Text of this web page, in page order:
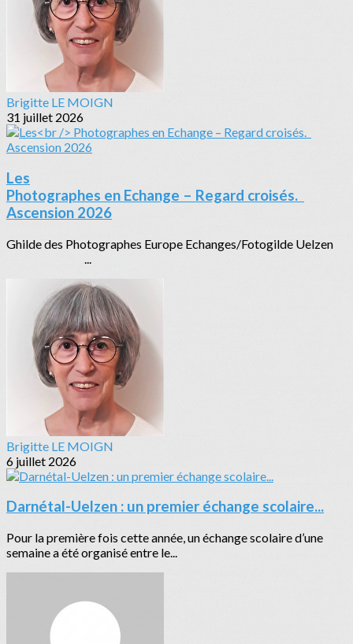
Brigitte LE MOIGN
31 juillet 2026
Les
Photographes en Echange – Regard croisés.
Ascension 2026
Ghilde des Photographes Europe Echanges/Fotogilde Uelzen
Brigitte LE MOIGN
6 juillet 2026
Darnétal-Uelzen : un premier échange scolaire...
Pour la première fois cette année, un échange scolaire d’une
semaine a été organisé entre le...